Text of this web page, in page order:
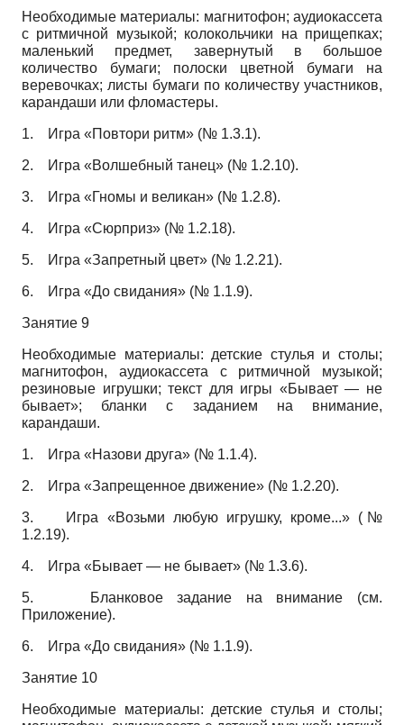
Необходимые материалы: магнитофон; аудиокассета
с ритмичной музыкой; колокольчики на прищепках;
маленький предмет, завернутый в большое
количество бумаги; полоски цветной бумаги на
веревочках; листы бумаги по количеству участников,
карандаши или фломастеры.
1. Игра «Повтори ритм» (№ 1.3.1).
2. Игра «Волшебный танец» (№ 1.2.10).
3. Игра «Гномы и великан» (№ 1.2.8).
4. Игра «Сюрприз» (№ 1.2.18).
5. Игра «Запретный цвет» (№ 1.2.21).
6. Игра «До свидания» (№ 1.1.9).
Занятие 9
Необходимые материалы: детские стулья и столы;
магнитофон, аудиокассета с ритмичной музыкой;
резиновые игрушки; текст для игры «Бывает — не
бывает»; бланки с заданием на внимание,
карандаши.
1. Игра «Назови друга» (№ 1.1.4).
2. Игра «Запрещенное движение» (№ 1.2.20).
3. Игра «Возьми любую игрушку, кроме...» (№
1.2.19).
4. Игра «Бывает — не бывает» (№ 1.3.6).
5.
Бланковое задание на внимание (см.
Приложение).
6. Игра «До свидания» (№ 1.1.9).
Занятие 10
Необходимые материалы: детские стулья и столы;